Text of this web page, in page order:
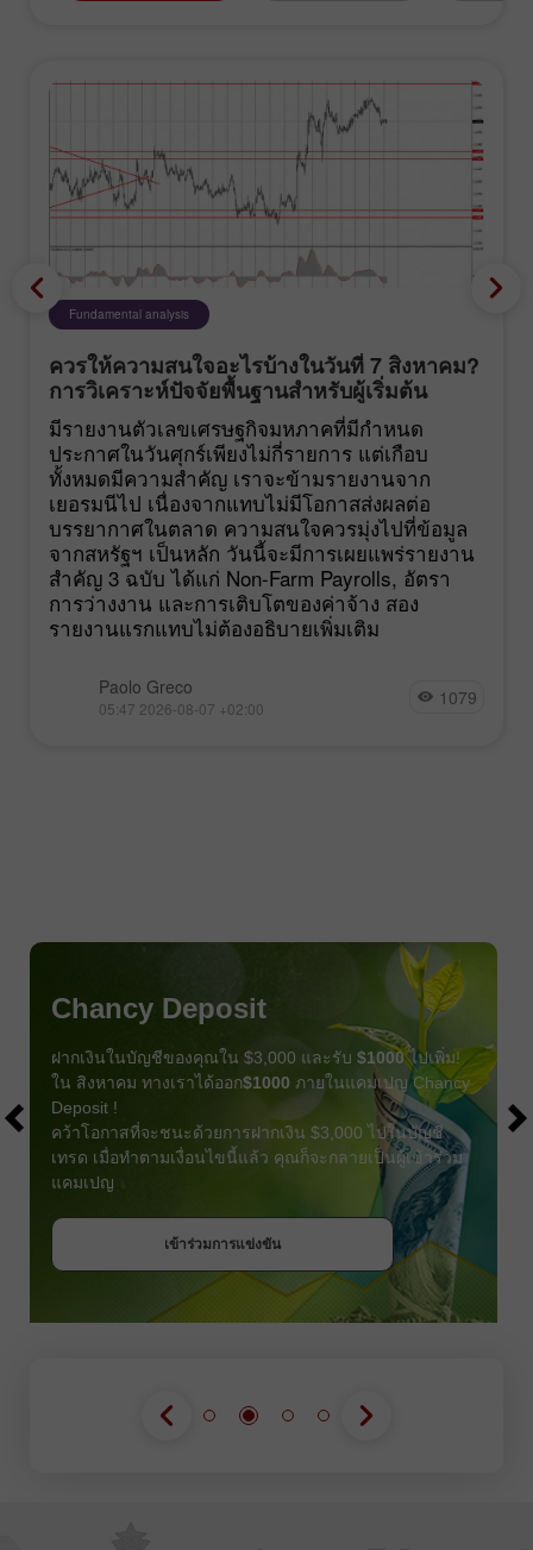
Fundamental analysis
ควรให้ความสนใจอะไรบ้างในวันที่ 7 สิงหาคม?
การวิเคราะห์ปัจจัยพื้นฐานสำหรับผู้เริ่มต้น
มีรายงานตัวเลขเศรษฐกิจมหภาคที่มีกำหนด
ประกาศในวันศุกร์เพียงไม่กี่รายการ แต่เกือบ
ทั้งหมดมีความสำคัญ เราจะข้ามรายงานจาก
เยอรมนีไป เนื่องจากแทบไม่มีโอกาสส่งผลต่อ
บรรยากาศในตลาด ความสนใจควรมุ่งไปที่ข้อมูล
จากสหรัฐฯ เป็นหลัก วันนี้จะมีการเผยแพร่รายงาน
สำคัญ 3 ฉบับ ได้แก่ Non-Farm Payrolls, อัตรา
การว่างงาน และการเติบโตของค่าจ้าง สอง
รายงานแรกแทบไม่ต้องอธิบายเพิ่มเติม
Paolo Greco
05:47 2026-08-07 +02:00 1079
Chancy Deposit
ฝากเงินในบัญชีของคุณใน $3,000 และรับ $1000ไปเพิ่ม!
ใน สิงหาคม ทางเราได้ออก$1000 ภายในแคมเปญ Chancy
Deposit !
คว้าโอกาสที่จะชนะด้วยการฝากเงิน $3,000 ไปในบัญชี
เทรด เมื่อทำตามเงื่อนไขนี้แล้ว คุณก็จะกลายเป็นผู้เข้าร่วม
แคมเปญ
เข้าร่วมการแข่งขัน